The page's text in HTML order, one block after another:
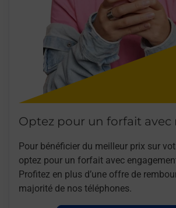
Optez pour un forfait avec
Pour bénéficier du meilleur prix sur
optez pour un forfait avec
Profitez en plus d’une offre de
majorité de nos téléphones.